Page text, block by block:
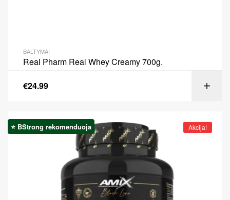
BALTYMAI
Real Pharm Real Whey Creamy 700g.
€24.99
⭐ BStrong rekomenduoja Akcija!